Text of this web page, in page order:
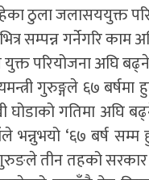
ठुला जलासययुक्त
सम्पन्न गर्नेगरि
परियोजना अघि बढ्ने
गुरुङ्गले ६७
घोडाको गतिमा अघि
भन्नुभयो ‘६७ बर्ष
तीन तहको सरकार